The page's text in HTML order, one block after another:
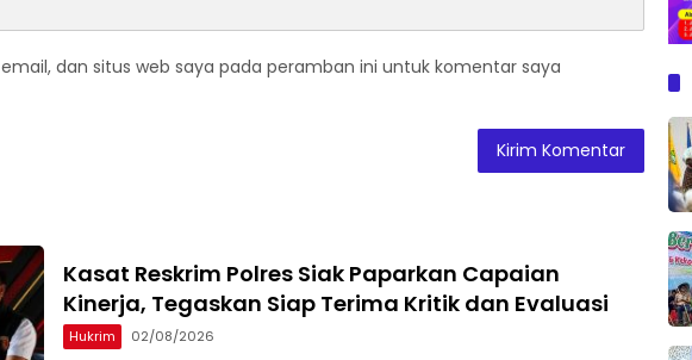
dan situs web saya pada peramban ini untuk komentar saya
Kasat Reskrim Polres Siak Paparkan Capaian
Kinerja, Tegaskan Siap Terima Kritik dan Evaluasi
Hukrim 02/08/2026